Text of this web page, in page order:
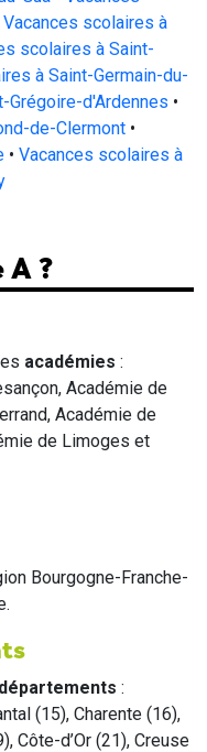
Vacances scolaires à
scolaires à Saint-
à Saint-Germain-du-
Grégoire-d'Ardennes •
de-Clermont •
• Vacances scolaires à
A ?
académies :
Académie de
Académie de
de Limoges et
Bourgogne-Franche-
départements :
(15), Charente (16),
Côte-d’Or (21), Creuse